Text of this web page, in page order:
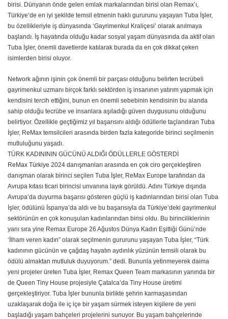
birisi. Dünyanın önde gelen emlak markalarından birisi olan Remax’ı,
Türkiye’de en iyi şekilde temsil etmenin haklı gururunu yaşayan Tuba İşler,
bu özellikleriyle iş dünyasında ‘Gayrimenkul Kraliçesi’ olarak anılmaya
başlandı. İş hayatında olduğu kadar sosyal yaşam dünyasında da aktif olan
Tuba İşler, önemli davetlerde katılarak burada da en çok dikkat çeken
isimlerden birisi oluyor.
Network ağının işinin çok önemli bir parçası olduğunu belirten tecrübeli
gayrimenkul uzmanı birçok farklı sektörden iş insanının yatırım yapmak için
kendisini tercih ettiğini, bunun en önemli sebebinin kendisinin bu alanda
sahip olduğu tecrübe ve insanlara aşıladığı güven duygusunu olduğunu
belirtiyor. Özellikle geçtiğimiz yıl başarısını aldığı ödüllerle taçlandıran Tuba
İşler, ReMax temsilcileri arasında birden fazla kategoride birinci seçilmenin
mutluluğunu yaşadı.
TÜRK KADINININ GÜCÜNÜ ALDIĞI ÖDÜLLERLE GÖSTERDİ
ReMax Türkiye 2024 danışmanları arasında en çok ciro gerçekleştiren
danışman olarak birinci seçilen Tuba İşler, ReMax Europe tarafından da
Avrupa kıtası ticari birincisi unvanına layık görüldü. Adını Türkiye dışında
Avrupa’da duyurma başarısı gösteren güçlü iş kadınlarından birisi olan Tuba
İşler, ödülünü İspanya’da aldı ve bu başarısıyla da Türkiye’deki gayrimenkul
sektörünün en çok konuşulan kadınlarından birisi oldu. Bu birinciliklerinin
yanı sıra yine Remax Europe 26 Ağustos Dünya Kadın Eşitliği Günü’nde
‘İlham veren kadın” olarak seçilmenin gururunu yaşayan Tuba İşler, “Türk
kadınının gücünün ve çağdaş hayatın aydınlık yüzünün temsili olarak bu
ödülü almaktan mutluluk duyuyorum.” dedi. Bununla yetinmeyerek daima
yeni projeler üreten Tuba İşler, Remax Queen Team markasının yanında bir
de Queen Tiny House projesiyle Çatalca’da Tiny House üretimi
gerçekleştiriyor. Tuba İşler bununla birlikte şehrin karmaşasından
uzaklaşarak doğa ile iç içe bir yaşam sürmek isteyen kişilere de yeni
başladığı yaşam bahçeleri projelerini sunuyor. Bu yaşam bahçelerinde